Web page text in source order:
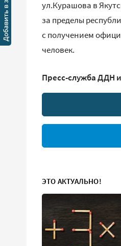
ул.Курашова в
за пределы
с получением
человек.
Пресс-служба ДДН
ЭТО АКТУАЛЬНО!